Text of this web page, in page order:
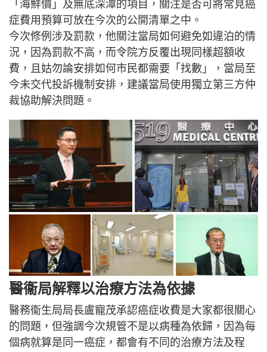
「海鮮價」及無底深潭的項目，關注是否可將常見癌
症費用預算可放在今次的公開清單之中。
今次修例涉及罰款，他關注當局如何避免如違泊的情
況，因為罰款不高，而令院方反覆出現同樣超額收
費，且姑勿論安排如何市民都需要「找數」，當局至
今未交代投訴機制安排，建議當局使用獨立第三方仲
裁協助解決問題。
醫衞局解釋以治療方法為依據
醫務衞生局局長盧寵茂承認癌症收費是大家都很關心
的問題，但強調今次規管不是以病種為依歸，因為每
個病就算是同一癌症，都會有不同的治療方法及程